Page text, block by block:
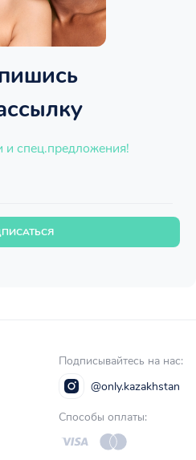
и спец.предложения!
Подписывайтесь на нас:
@only.kazakhstan
Способы оплаты: